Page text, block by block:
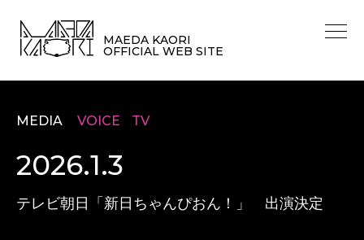
MAEDA KAORI
OFFICIAL WEB SITE
MEDIA VOICE TV
2026.1.3
テレビ朝日「新日ちゃんぴおん！」 出演決定